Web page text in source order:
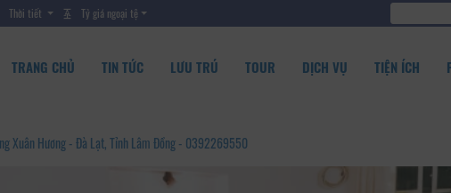
Thời tiết Tỷ giá ngoại tệ
TRANG CHỦ TIN TỨC LƯU TRÚ TOUR DỊCH VỤ TIỆN ÍCH
Xuân Hương - Đà Lạt, Tỉnh Lâm Đồng - 0392269550